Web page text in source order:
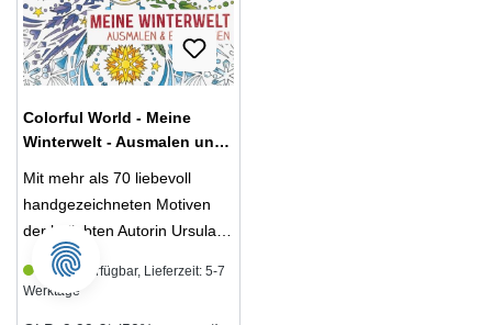
machen Lust auf Sommer,
Sonne, Kreativzeit.
Colorful World - Meine
Winterwelt - Ausmalen und
Mit mehr als 70 liebevoll
handgezeichneten Motiven
der beliebten Autorin Ursula
Schwab sorgt dieses Buch für
eine besinnliche Winter- und
Sofort verfügbar, Lieferzeit: 5-7
Werktage